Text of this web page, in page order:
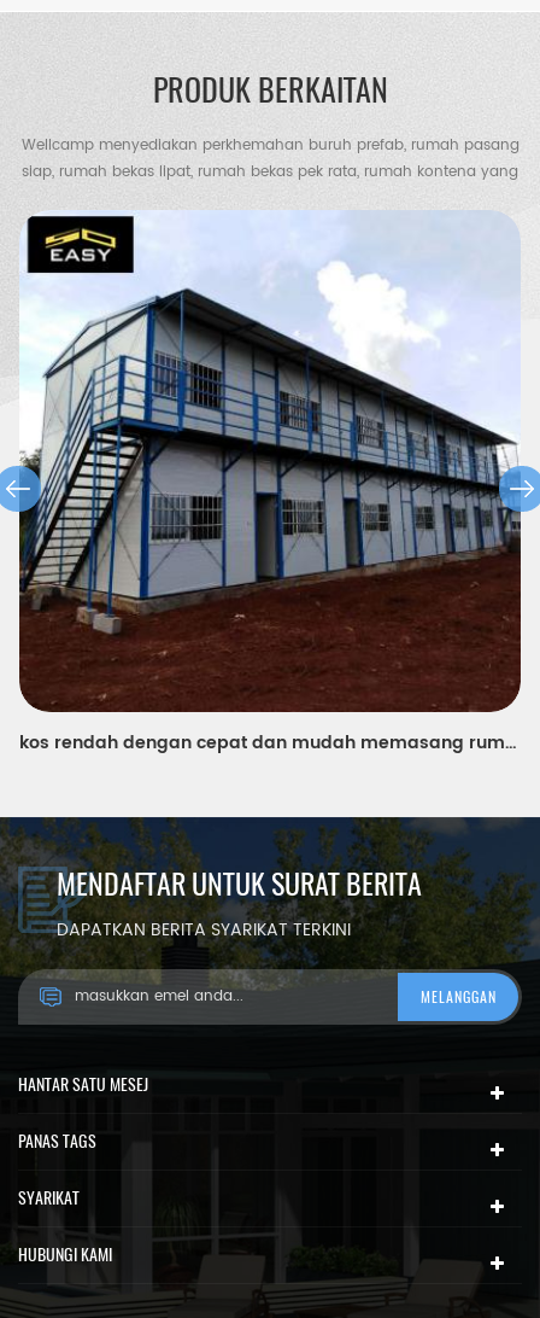
PRODUK BERKAITAN
Wellcamp menyediakan perkhemahan buruh prefab, rumah pasang
siap, rumah bekas lipat, rumah bekas pek rata, rumah kontena yang
diperluas, vila kontena, vila keluli, gudang struktur keluli, gudang
ayam, tandas mudah alih, rumah pengawal dll.
reka bentuk rumah pasang modular mudah alih murah untuk pejabat dan asrama laman web
MENDAFTAR UNTUK SURAT BERITA
DAPATKAN BERITA SYARIKAT TERKINI
HANTAR SATU MESEJ
PANAS TAGS
SYARIKAT
HUBUNGI KAMI